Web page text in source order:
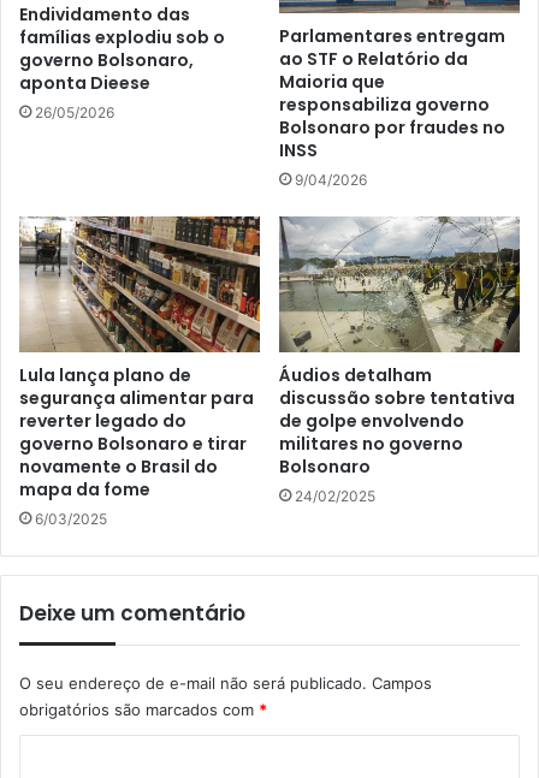
Endividamento das
famílias explodiu sob o
governo Bolsonaro,
aponta Dieese
26/05/2026
Parlamentares entregam
ao STF o Relatório da
Maioria que
responsabiliza governo
Bolsonaro por fraudes no
INSS
9/04/2026
Lula lança plano de
segurança alimentar para
reverter legado do
governo Bolsonaro e tirar
novamente o Brasil do
mapa da fome
6/03/2025
Áudios detalham
discussão sobre tentativa
de golpe envolvendo
militares no governo
Bolsonaro
24/02/2025
Deixe um comentário
O seu endereço de e-mail não será publicado. Campos
obrigatórios são marcados com *